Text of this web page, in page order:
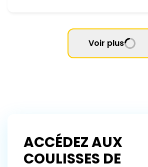
Voir plus
ACCÉDEZ AUX
COULISSES DE